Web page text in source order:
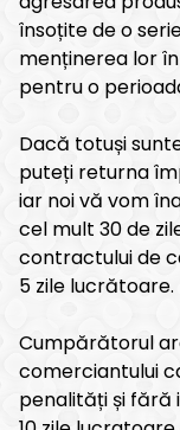
însoțite de o
menținerea lor
pentru o
Dacă totuși
puteți returna
iar noi vă vom
cel mult 30 de
contractului de
5 zile lucrătoare.
Cumpărătorul
comerciantului
penalități și fără